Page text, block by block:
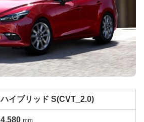
ハイブリッド S(CVT_2.0)
4,580